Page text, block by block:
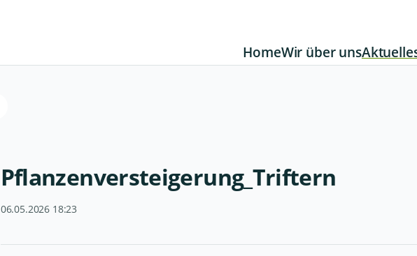
HomeWir über uns
Pflanzenversteigerung_Triftern
06.05.2026 18:23